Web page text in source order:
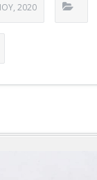
2020